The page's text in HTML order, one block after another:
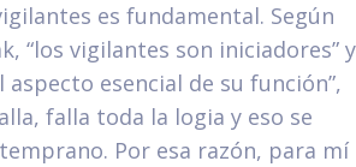
es fundamental. Según
“los vigilantes son iniciadores” y
aspecto esencial de su función”,
falla toda la logia y eso se
Por esa razón, para mí